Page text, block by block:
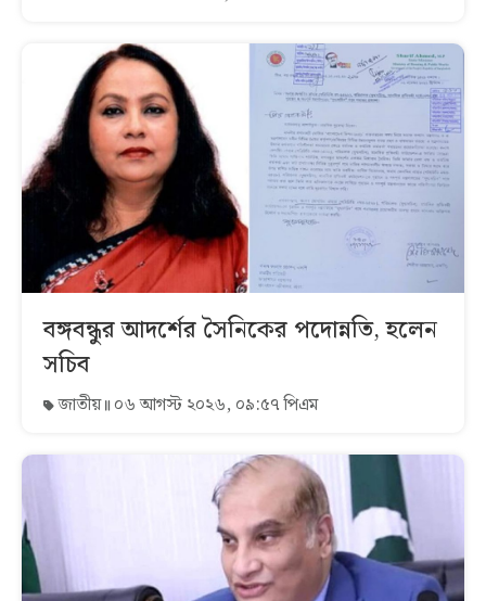
বঙ্গবন্ধুর আদর্শের সৈনিকের পদোন্নতি, হলেন
সচিব
জাতীয় ০৬ আগস্ট ২০২৬, ০৯:৫৭ পিএম